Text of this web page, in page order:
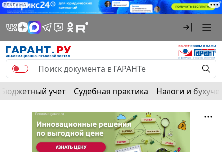
РЕКЛАМА
Бюджетный учет Судебная практика Налоги и